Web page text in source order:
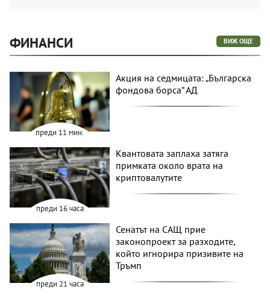
ФИНАНСИ ВИЖ ОЩЕ
преди 11 мин.
Акция на седмицата: „Българска
фондова борса“ АД
преди 16 часа
Квантовата заплаха затяга
примката около врата на
криптовалутите
преди 21 часа
Сенатът на САЩ прие
законопроект за разходите,
който игнорира призивите на
Тръмп